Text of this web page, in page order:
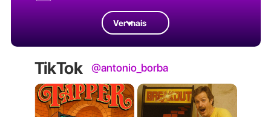
Ver mais
TikTok @antonio_borba